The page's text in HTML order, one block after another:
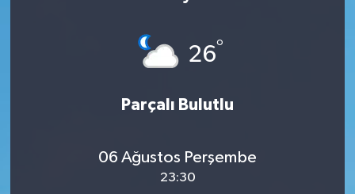
26°
Parçalı Bulutlu
06 Ağustos Perşembe
23:30